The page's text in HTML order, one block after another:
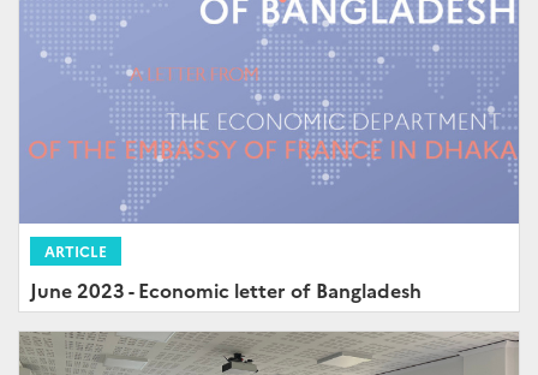
ARTICLE
June 2023 - Economic letter of Bangladesh